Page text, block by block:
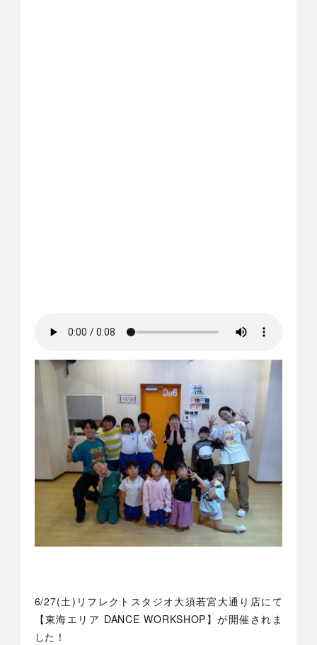
6/27(土)リフレクトスタジオ大須若宮大通り店にて
【東海エリア DANCE WORKSHOP】が開催されま
した！